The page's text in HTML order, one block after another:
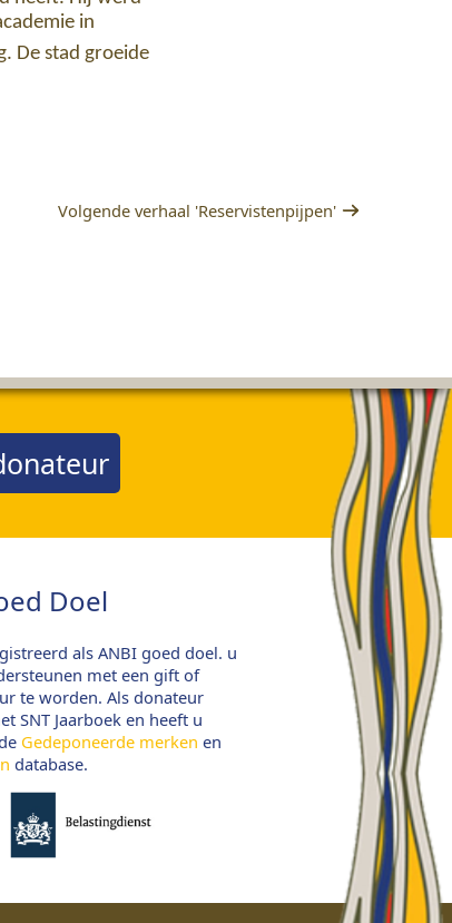
in
De stad groeide
Volgende verhaal 'Reservistenpijpen'
Doel
als ANBI goed doel. u
met een gift of
te worden. Als donateur
SNT Jaarboek en heeft u
Gedeponeerde merken en
database.